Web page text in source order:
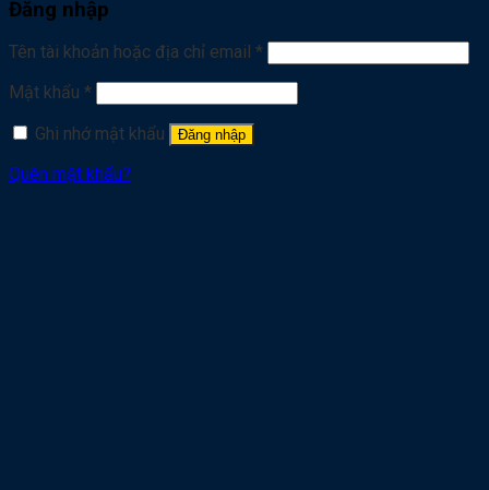
Đăng nhập
Tên tài khoản hoặc địa chỉ email *
Mật khẩu *
Ghi nhớ mật khẩu
Đăng nhập
Quên mật khẩu?